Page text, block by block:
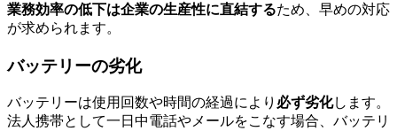
業務効率の低下は企業の生産性に直結するため、早めの対応
が求められます。
バッテリーの劣化
バッテリーは使用回数や時間の経過により 必ず劣化します。
法人携帯として一日中電話やメールをこなす場合、バッテリ